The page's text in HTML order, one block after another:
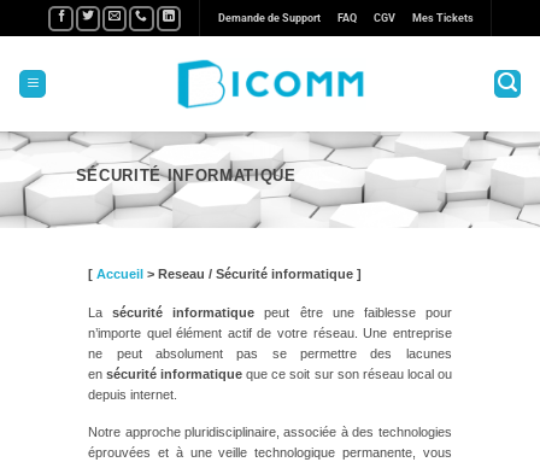
Demande de Support FAQ CGV Mes Tickets
SÉCURITÉ INFORMATIQUE
[Accueil >Reseau / Sécurité informatique ]
La sécurité informatique peut être une faiblesse pour
n’importe quel élément actif de votre réseau. Une entreprise
ne peut absolument pas se permettre des lacunes
en sécurité informatique que ce soit sur son réseau local ou
depuis internet.
Notre approche pluridisciplinaire, associée à des technologies
éprouvées et à une veille technologique permanente, vous